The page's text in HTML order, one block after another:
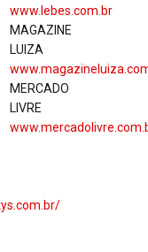
www.lebes.com.br
MAGAZINE
LUIZA
MERCADO
LIVRE